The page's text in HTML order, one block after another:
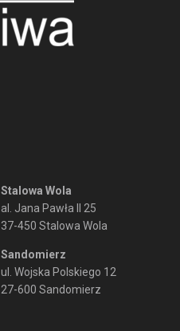
Stalowa Wola
al. Jana Pawła II 25
37-450 Stalowa Wola
Sandomierz
ul. Wojska Polskiego 12
27-600 Sandomierz